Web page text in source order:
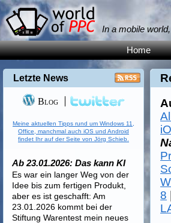
In a mobile
Home
8
Letzte News
Blog
Meine aktuellen Tipps rund um Windows 11,
Office, manchmal auch iOS und Android
findet Ihr auf der Seite von Jörg Schieb.
Ab 23.01.2026: Das kann KI
Es war ein langer Weg von der
Idee bis zum fertigen Produkt,
aber es ist geschafft: Am
23.01.2026 kommt bei der
Stiftung Warentest mein neues